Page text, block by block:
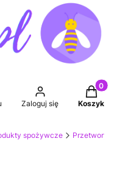
Zaloguj się Koszyk
spożywcze Przetwory